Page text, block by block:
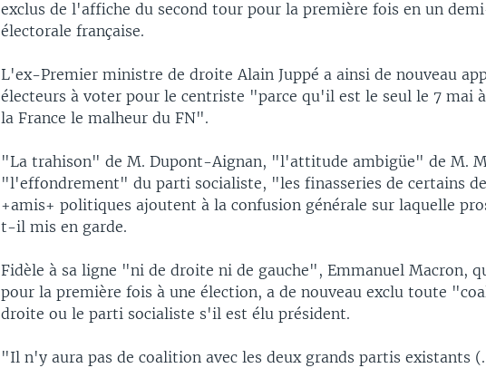
exclus de l'affiche du second tour pour la première fois en un
électorale française.
L'ex-Premier ministre de droite Alain Juppé a ainsi de nouveau
électeurs à voter pour le centriste "parce qu'il est le seul le 7 mai
la France le malheur du FN".
"La trahison" de M. Dupont-Aignan, "l'attitude ambigüe" de M.
"l'effondrement" du parti socialiste, "les finasseries de certains
+amis+ politiques ajoutent à la confusion générale sur laquelle
t-il mis en garde.
Fidèle à sa ligne "ni de droite ni de gauche", Emmanuel Macron,
pour la première fois à une élection, a de nouveau exclu toute
droite ou le parti socialiste s'il est élu président.
"Il n'y aura pas de coalition avec les deux grands partis existants